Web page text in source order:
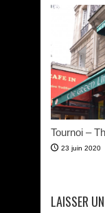
Tournoi –
23 juin 2020
LAISSER